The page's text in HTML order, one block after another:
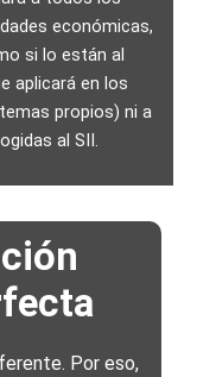
económicas,
si lo están al
aplicará en los
propios) ni a
al SII.
Por eso,